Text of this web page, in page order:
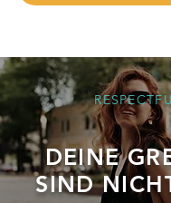
DEINE
SIND